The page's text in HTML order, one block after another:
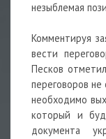
незыблемая
Комментируя
вести
Песков
переговоров не
необходимо
который и
документа